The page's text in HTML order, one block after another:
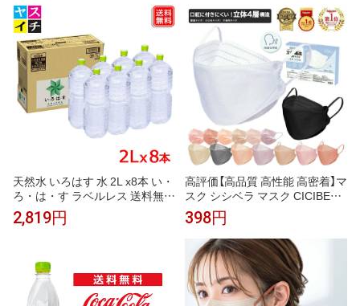
天然水 いろはす 水 2L x8本 い・
ろ・は・す ラベルレス 送料無料
【メーカー直送】地震対策 宅配 ミ
ネラルウオーター のむシリカ
2,819円
高評価【高品質 高性能 高密着】マ
スク シシベラ マスク CICIBELL
A Mask シシベラ 立体マスク 20
枚 不織布マスク 50枚 血色マス
クバイカラー マスク 不織布 立
体 子供 おしゃれ くちばし マス
ク 快適 小さめ 不織布 カラーマ
スク 耳が痛くならない 4層構造
夏用マスク
398円